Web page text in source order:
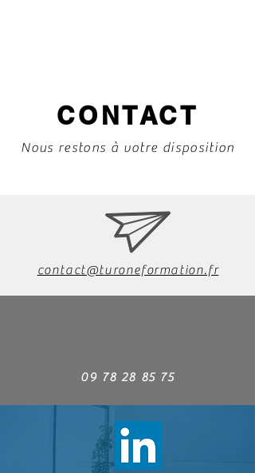
CONTACT
Nous restons à votre disposition
contact@turoneformation.fr
09 78 28 85 75